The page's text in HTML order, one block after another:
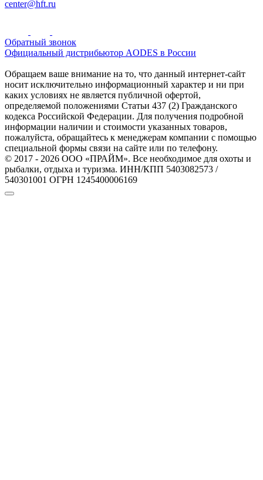
center@hft.ru
Обратный звонок
Официальный дистрибьютор AODES в России
Обращаем ваше внимание на то, что данный интернет-сайт
носит исключительно информационный характер и ни при
каких условиях не является публичной офертой,
определяемой положениями Статьи 437 (2) Гражданского
кодекса Российской Федерации. Для получения подробной
информации наличии и стоимости указанных товаров,
пожалуйста, обращайтесь к менеджерам компании с помощью
специальной формы связи на сайте или по телефону.
© 2017 - 2026 ООО «ПРАЙМ». Все необходимое для охоты и
рыбалки, отдыха и туризма. ИНН/КПП 5403082573 /
540301001 ОГРН 1245400006169